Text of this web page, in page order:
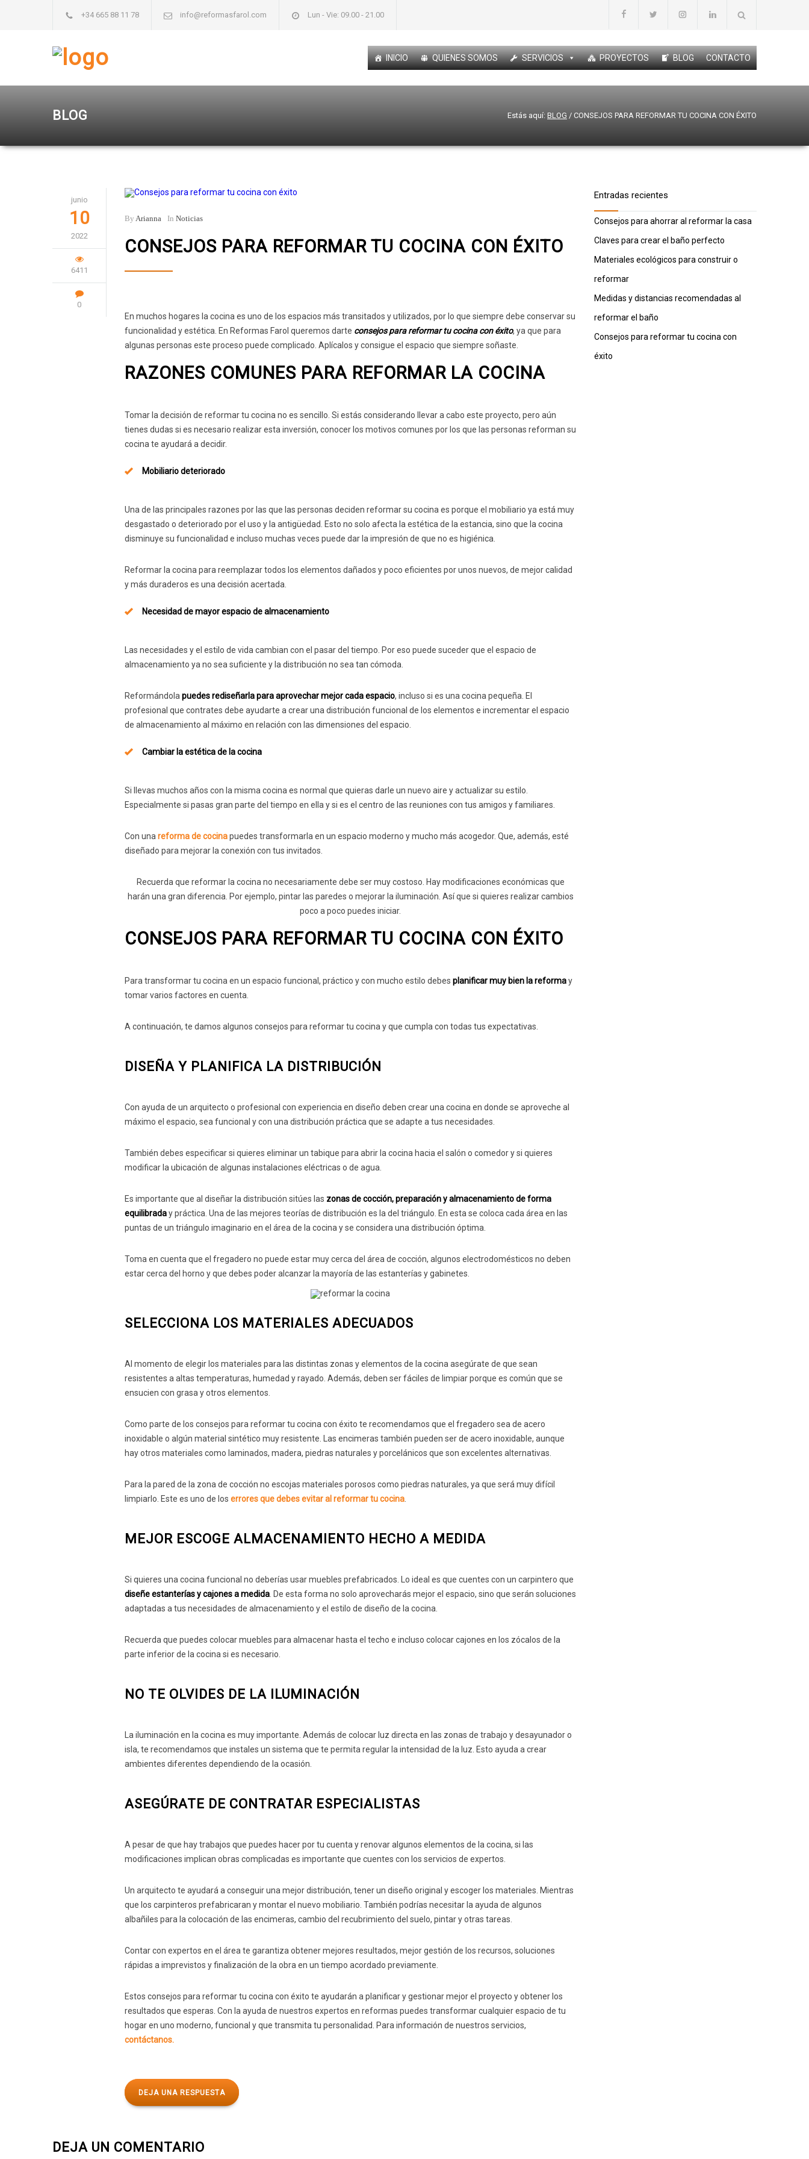
+34 665 88 11 78 info@reformasfarol.com Lun - Vie: 09.00 - 21.00
INICIO QUIENES SOMOS SERVICIOS PROYECTOS BLOG CONTACTO
BLOG Estás aquí: BLOG / CONSEJOS PARA REFORMAR TU COCINA CON ÉXITO
junio
10
2022
6411
0
By Arianna In Noticias
CONSEJOS PARA REFORMAR TU COCINA CON ÉXITO
En muchos hogares la cocina es uno de los espacios más transitados y utilizados, por lo que siempre debe conservar su
funcionalidad y estética. En Reformas Farol queremos darte consejos para reformar tu cocina con éxito, ya que para
algunas personas este proceso puede complicado. Aplícalos y consigue el espacio que siempre soñaste.
RAZONES COMUNES PARA REFORMAR LA COCINA
Tomar la decisión de reformar tu cocina no es sencillo. Si estás considerando llevar a cabo este proyecto, pero aún
tienes dudas si es necesario realizar esta inversión, conocer los motivos comunes por los que las personas reforman su
cocina te ayudará a decidir.
Mobiliario deteriorado
Una de las principales razones por las que las personas deciden reformar su cocina es porque el mobiliario ya está muy
desgastado o deteriorado por el uso y la antigüedad. Esto no solo afecta la estética de la estancia, sino que la cocina
disminuye su funcionalidad e incluso muchas veces puede dar la impresión de que no es higiénica.
Reformar la cocina para reemplazar todos los elementos dañados y poco eficientes por unos nuevos, de mejor calidad
y más duraderos es una decisión acertada.
Necesidad de mayor espacio de almacenamiento
Las necesidades y el estilo de vida cambian con el pasar del tiempo. Por eso puede suceder que el espacio de
almacenamiento ya no sea suficiente y la distribución no sea tan cómoda.
Reformándola puedes rediseñarla para aprovechar mejor cada espacio, incluso si es una cocina pequeña. El
profesional que contrates debe ayudarte a crear una distribución funcional de los elementos e incrementar el espacio
de almacenamiento al máximo en relación con las dimensiones del espacio.
Cambiar la estética de la cocina
Si llevas muchos años con la misma cocina es normal que quieras darle un nuevo aire y actualizar su estilo.
Especialmente si pasas gran parte del tiempo en ella y si es el centro de las reuniones con tus amigos y familiares.
Con una reforma de cocinapuedes transformarla en un espacio moderno y mucho más acogedor. Que, además, esté
diseñado para mejorar la conexión con tus invitados.
Recuerda que reformar la cocina no necesariamente debe ser muy costoso. Hay modificaciones económicas que
harán una gran diferencia. Por ejemplo, pintar las paredes o mejorar la iluminación. Así que si quieres realizar cambios
poco a poco puedes iniciar.
CONSEJOS PARA REFORMAR TU COCINA CON ÉXITO
Para transformar tu cocina en un espacio funcional, práctico y con mucho estilo debes planificar muy bien la reformay
tomar varios factores en cuenta.
A continuación, te damos algunos consejos para reformar tu cocina y que cumpla con todas tus expectativas.
DISEÑA Y PLANIFICA LA DISTRIBUCIÓN
Con ayuda de un arquitecto o profesional con experiencia en diseño deben crear una cocina en donde se aproveche al
máximo el espacio, sea funcional y con una distribución práctica que se adapte a tus necesidades.
También debes especificar si quieres eliminar un tabique para abrir la cocina hacia el salón o comedor y si quieres
modificar la ubicación de algunas instalaciones eléctricas o de agua.
Es importante que al diseñar la distribución sitúes las zonas de cocción, preparación y almacenamiento de forma
equilibraday práctica. Una de las mejores teorías de distribución es la del triángulo. En esta se coloca cada área en las
puntas de un triángulo imaginario en el área de la cocina y se considera una distribución óptima.
Toma en cuenta que el fregadero no puede estar muy cerca del área de cocción, algunos electrodomésticos no deben
estar cerca del horno y que debes poder alcanzar la mayoría de las estanterías y gabinetes.
SELECCIONA LOS MATERIALES ADECUADOS
Al momento de elegir los materiales para las distintas zonas y elementos de la cocina asegúrate de que sean
resistentes a altas temperaturas, humedad y rayado. Además, deben ser fáciles de limpiar porque es común que se
ensucien con grasa y otros elementos.
Como parte de los consejos para reformar tu cocina con éxito te recomendamos que el fregadero sea de acero
inoxidable o algún material sintético muy resistente. Las encimeras también pueden ser de acero inoxidable, aunque
hay otros materiales como laminados, madera, piedras naturales y porcelánicos que son excelentes alternativas.
Para la pared de la zona de cocción no escojas materiales porosos como piedras naturales, ya que será muy difícil
limpiarlo. Este es uno de los errores que debes evitar al reformar tu cocina
MEJOR ESCOGE ALMACENAMIENTO HECHO A MEDIDA
Si quieres una cocina funcional no deberías usar muebles prefabricados. Lo ideal es que cuentes con un carpintero que
diseñe estanterías y cajones a medida . De esta forma no solo aprovecharás mejor el espacio, sino que serán soluciones
adaptadas a tus necesidades de almacenamiento y el estilo de diseño de la cocina.
Recuerda que puedes colocar muebles para almacenar hasta el techo e incluso colocar cajones en los zócalos de la
parte inferior de la cocina si es necesario.
NO TE OLVIDES DE LA ILUMINACIÓN
La iluminación en la cocina es muy importante. Además de colocar luz directa en las zonas de trabajo y desayunador o
isla, te recomendamos que instales un sistema que te permita regular la intensidad de la luz. Esto ayuda a crear
ambientes diferentes dependiendo de la ocasión.
ASEGÚRATE DE CONTRATAR ESPECIALISTAS
A pesar de que hay trabajos que puedes hacer por tu cuenta y renovar algunos elementos de la cocina, si las
modificaciones implican obras complicadas es importante que cuentes con los servicios de expertos.
Un arquitecto te ayudará a conseguir una mejor distribución, tener un diseño original y escoger los materiales. Mientras
que los carpinteros prefabricaran y montar el nuevo mobiliario. También podrías necesitar la ayuda de algunos
albañiles para la colocación de las encimeras, cambio del recubrimiento del suelo, pintar y otras tareas.
Contar con expertos en el área te garantiza obtener mejores resultados, mejor gestión de los recursos, soluciones
rápidas a imprevistos y finalización de la obra en un tiempo acordado previamente.
Estos consejos para reformar tu cocina con éxito te ayudarán a planificar y gestionar mejor el proyecto y obtener los
resultados que esperas. Con la ayuda de nuestros expertos en reformas puedes transformar cualquier espacio de tu
hogar en uno moderno, funcional y que transmita tu personalidad. Para información de nuestros servicios,
contáctanos.
DEJA UNA RESPUESTA
DEJA UN COMENTARIO
Entradas recientes
Consejos para ahorrar al reformar la casa
Claves para crear el baño perfecto
Materiales ecológicos para construir o
reformar
Medidas y distancias recomendadas al
reformar el baño
Consejos para reformar tu cocina con
éxito